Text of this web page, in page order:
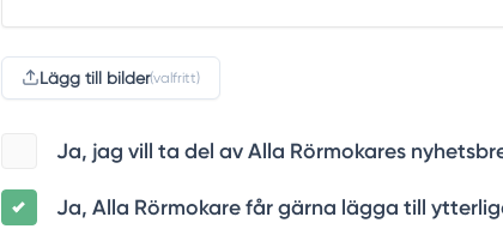
Lägg till bilder(valfritt)
Ja, jag vill ta del av Alla Rörmokares
Ja, Alla Rörmokare får gärna lägga till